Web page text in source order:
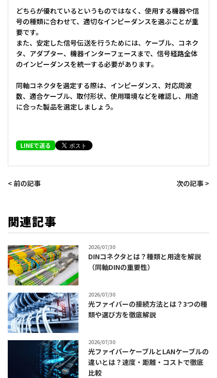
どちらが優れているというものではなく、使用する機器や信
号の種類に合わせて、適切なインピーダンスを選ぶことが重
要です。
また、安定した信号伝送を行うためには、ケーブル、コネク
タ、アダプター、機器インターフェースまで、信号経路全体
のインピーダンスを統一する必要があります。
同軸コネクタを選定する際は、インピーダンス、対応周波
数、適合ケーブル、取付形状、使用環境などを確認し、用途
に合った製品を選定しましょう。
LINEで送る
< 前の記事 次の記事 >
関連記事
2026/07/30
DINコネクタとは？種類と用途を解説
（同軸DINの重要性）
2026/07/30
光ファイバーの接続方法とは？3つの種
類や選び方を徹底解説
2026/07/30
光ファイバーケーブルとLANケーブルの
違いとは？速度・距離・コストで徹底
比較